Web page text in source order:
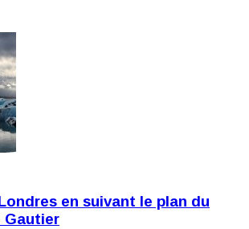
en suivant le plan du
Gautier